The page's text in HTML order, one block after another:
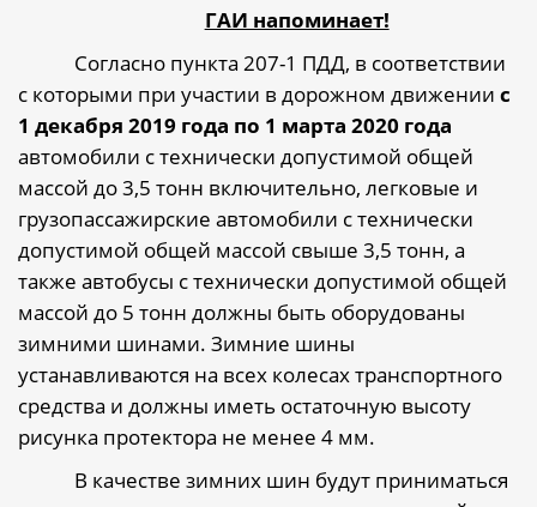
ГАИ напоминает!
Согласно пункта 207-1 ПДД, в соответствии
с которыми при участии в дорожном движении с
1 декабря 2019 года по 1 марта 2020 года
автомобили с технически допустимой общей
массой до 3,5 тонн включительно, легковые и
грузопассажирские автомобили с технически
допустимой общей массой свыше 3,5 тонн, а
также автобусы с технически допустимой общей
массой до 5 тонн должны быть оборудованы
зимними шинами. Зимние шины
устанавливаются на всех колесах транспортного
средства и должны иметь остаточную высоту
рисунка протектора не менее 4 мм.
В качестве зимних шин будут приниматься